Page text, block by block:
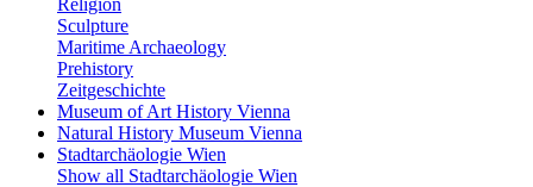
Religion
Sculpture
Maritime Archaeology
Prehistory
Zeitgeschichte
Museum of Art History Vienna
Natural History Museum Vienna
Stadtarchäologie Wien
Show all Stadtarchäologie Wien